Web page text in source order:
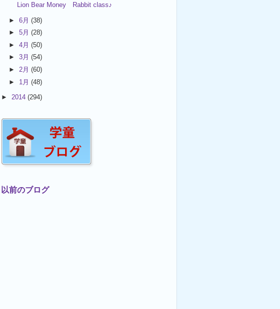
Lion Bear Money Rabbit class♪
►6月(38)
►5月(28)
►4月(50)
►3月(54)
► 2月(60)
► 1月(48)
► 2014 (294)
以前のブログ